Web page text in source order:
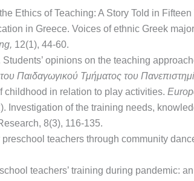
Ethics of Teaching: A Story Told in Fifteen
in Greece. Voices of ethnic Greek
12(1), 44-60.
opinions on the teaching
Παιδαγωγικού Τμήματος του
childhood in relation to play activities.
Investigation of the training needs,
8(3), 116-135.
teachers through community
teachers’ training during pandemic: